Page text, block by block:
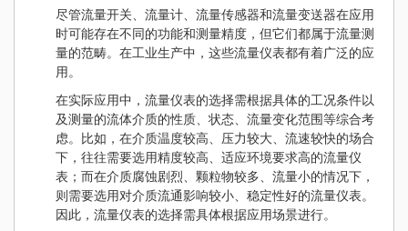
尽管流量开关、流量计、流量传感器和流量变送器在应用
时可能存在不同的功能和测量精度，但它们都属于流量测
量的范畴。在工业生产中，这些流量仪表都有着广泛的应
用。
在实际应用中，流量仪表的选择需根据具体的工况条件以
及测量的流体介质的性质、状态、流量变化范围等综合考
虑。比如，在介质温度较高、压力较大、流速较快的场合
下，往往需要选用精度较高、适应环境要求高的流量仪
表；而在介质腐蚀剧烈、颗粒物较多、流量小的情况下，
则需要选用对介质流通影响较小、稳定性好的流量仪表。
因此，流量仪表的选择需具体根据应用场景进行。